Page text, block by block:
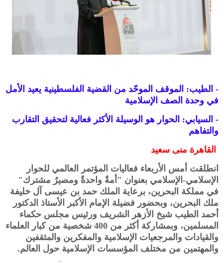
- الطيب: الموقف الموحّد من القضية الفلسطينية يعيد الأمل
في وحدة الصف الإسلامية
- السيابي: الحوار هو الوسيلة الأكثر فعالية لتحقيق التقارب
والتفاهم
القاهرة منى سعيد
انطلقت أمس الأربعاء فعاليات المؤتمر العالمي للحوار
الإسلامي-الإسلامي بعنوان "أمةٌ واحدةٌ ومصيرٌ مشترك"
في مملكة البحرين، برعاية الملك حمد بن عيسى آل خليفة
ملك البحرين، وبحضور فضيلة الإمام الأكبر الأستاذ الدكتور
أحمد الطيب شيخ الأزهر الشريف ورئيس مجلس حكماء
المسلمين، وبمشاركة أكثر من 400 شخصية من كبار العلماء
والقيادات والمرجعيات الإسلامية والمفكرين والمثقفين
والمهتمين من مختلف المؤسسات الإسلامية حول العالم.